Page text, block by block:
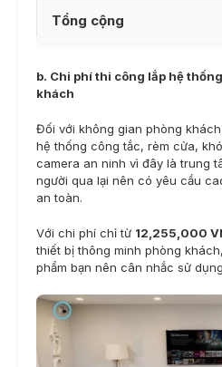
Tổng cộng
b. Chi phí thi công lắp hệ
khách
Đối với không gian phòng
hệ thống công tắc, rèm cửa,
camera an ninh vì đây là trung
người qua lại nên có yêu cầu
an toàn.
Với chi phí chỉ từ 12,255,000
thiết bị thông minh phòng
phẩm bạn nên cân nhắc sử